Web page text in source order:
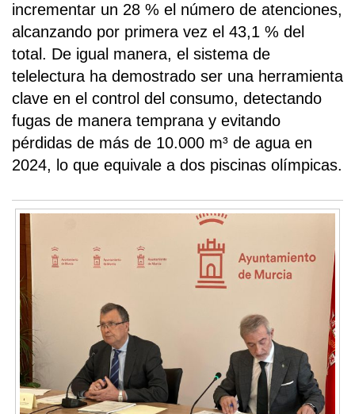
incrementar un 28 % el número de atenciones,
alcanzando por primera vez el 43,1 % del
total. De igual manera, el sistema de
telelectura ha demostrado ser una herramienta
clave en el control del consumo, detectando
fugas de manera temprana y evitando
pérdidas de más de 10.000 m³ de agua en
2024, lo que equivale a dos piscinas olímpicas.